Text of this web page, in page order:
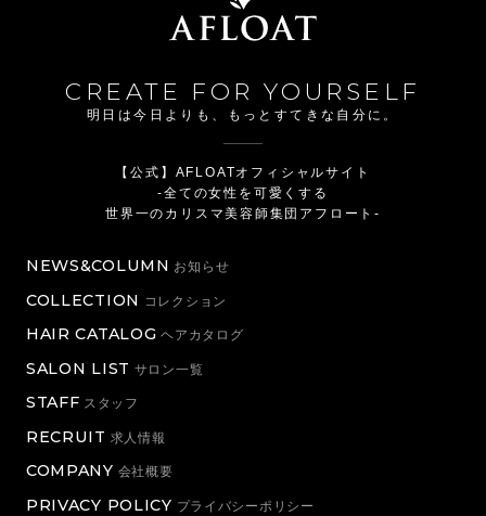
CREATE FOR YOURSELF
明日は今日よりも、もっとすてきな自分に。
【公式】AFLOATオフィシャルサイト
-全ての女性を可愛くする
世界一のカリスマ美容師集団アフロート-
NEWS&COLUMN お知らせ
COLLECTION コレクション
HAIR CATALOG ヘアカタログ
SALON LIST サロン一覧
STAFF スタッフ
RECRUIT 求人情報
COMPANY 会社概要
PRIVACY POLICY プライバシーポリシー